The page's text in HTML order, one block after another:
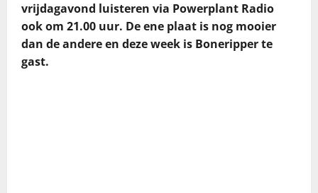
vrijdagavond luisteren via Powerplant Radio
ook om 21.00 uur. De ene plaat is nog mooier
dan de andere en deze week is Boneripper te
gast.